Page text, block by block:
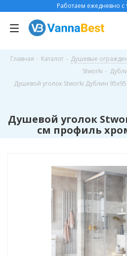
Работаем ежедневно с
Главная - Каталог - Душевые
Stworki -
Душевой уголок Stworki Дублин
Душевой уголок
см профиль